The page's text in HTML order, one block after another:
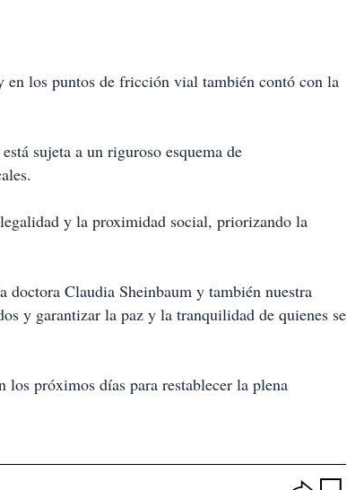
en los puntos de fricción vial también contó con la
sujeta a un riguroso esquema de
y la proximidad social, priorizando la
doctora Claudia Sheinbaum y también nuestra
y garantizar la paz y la tranquilidad de quienes se
próximos días para restablecer la plena